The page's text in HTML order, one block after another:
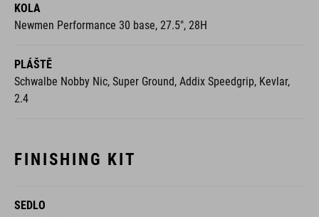
KOLA
Newmen Performance 30 base, 27.5", 28H
PLÁŠTĚ
Schwalbe Nobby Nic, Super Ground, Addix Speedgrip, Kevlar,
2.4
FINISHING KIT
SEDLO